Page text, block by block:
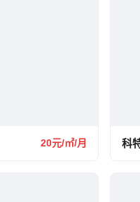
20元/㎡/月 科